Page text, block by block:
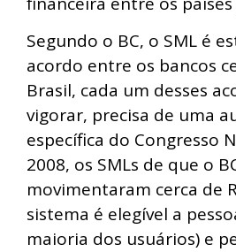
Segundo o BC, o SML é
acordo entre os bancos
Brasil, cada um desses
vigorar, precisa de uma
específica do Congresso
2008, os SMLs de que o
movimentaram cerca de
sistema é elegível a
maioria dos usuários) e